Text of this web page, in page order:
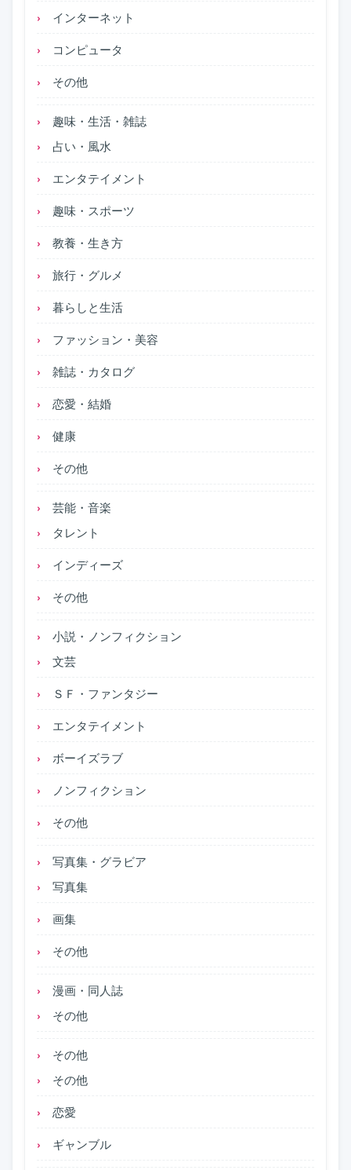
インターネット
コンピュータ
その他
趣味・生活・雑誌
占い・風水
エンタテイメント
趣味・スポーツ
教養・生き方
旅行・グルメ
暮らしと生活
ファッション・美容
雑誌・カタログ
恋愛・結婚
健康
その他
芸能・音楽
タレント
インディーズ
その他
小説・ノンフィクション
文芸
ＳＦ・ファンタジー
エンタテイメント
ボーイズラブ
ノンフィクション
その他
写真集・グラビア
写真集
画集
その他
漫画・同人誌
その他
その他
その他
恋愛
ギャンブル